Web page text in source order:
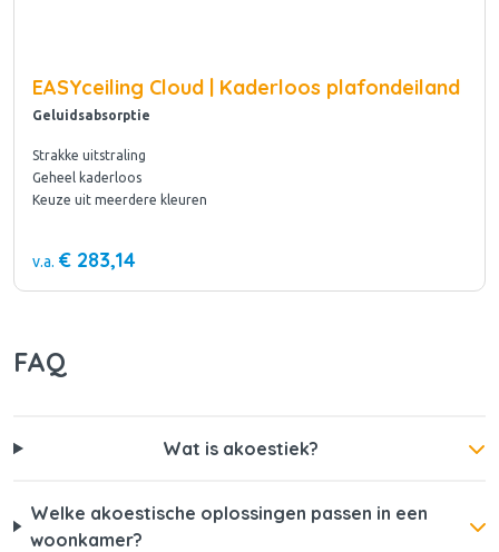
EASYceiling Cloud | Kaderloos plafondeiland
Geluidsabsorptie
Strakke uitstraling
Geheel kaderloos
Keuze uit meerdere kleuren
v.a. € 283,14
FAQ
Wat is akoestiek?
Welke akoestische oplossingen passen in een
woonkamer?